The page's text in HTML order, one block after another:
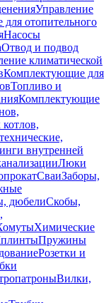
Управление
отопительного
Насосы
Отвод и подвод
климатической
Комплектующие для
Топливо и
Комплектующие
внутренней
Люки
СваиЗаборы,
дюбелиСкобы,
Химические
Пружины
Розетки и
Вилки,